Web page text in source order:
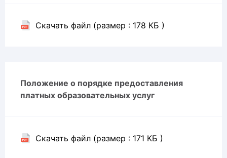
Скачать файл (размер : 178 КБ )
Положение о порядке предоставления
платных образовательных услуг
Скачать файл (размер : 171 КБ )